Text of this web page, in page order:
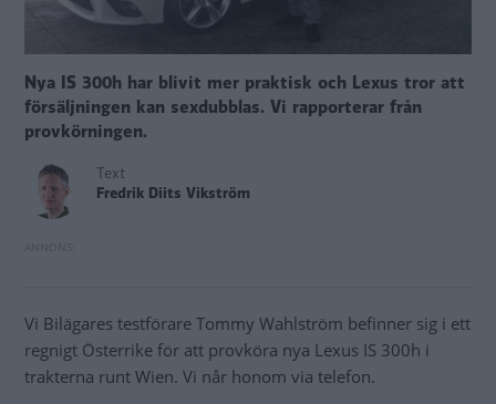
Nya IS 300h har blivit mer praktisk och Lexus tror att
försäljningen kan sexdubblas. Vi rapporterar från
provkörningen.
Text
Fredrik Diits Vikström
Vi Bilägares testförare Tommy Wahlström befinner sig i ett
regnigt Österrike för att provköra nya Lexus IS 300h i
trakterna runt Wien. Vi når honom via telefon.